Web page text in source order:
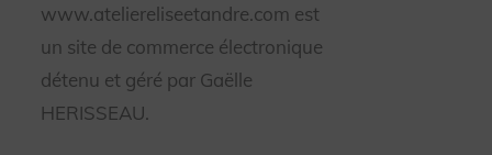
www.ateliereliseetandre.com est
un site de commerce électronique
détenu et géré par Gaëlle
HERISSEAU.